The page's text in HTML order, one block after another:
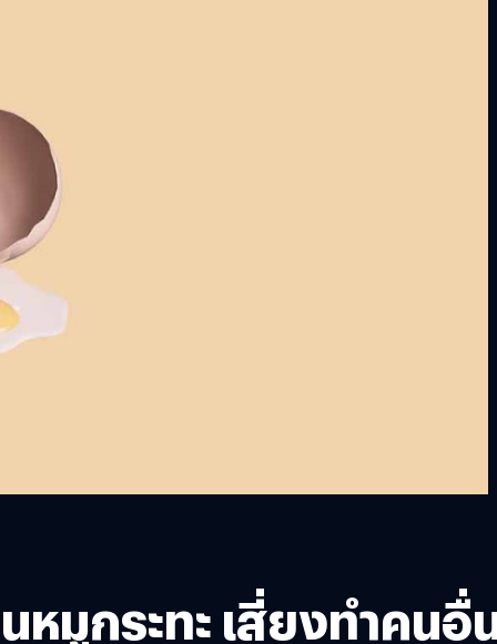
หมูกระทะ เสี่ยงทำคนอื่